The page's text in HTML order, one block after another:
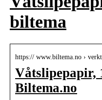
biltema
https:// www.biltema.no ›
Våtslipepapir,
Biltema.no